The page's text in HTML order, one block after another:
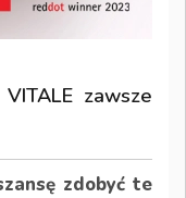
zawsze
zdobyć te